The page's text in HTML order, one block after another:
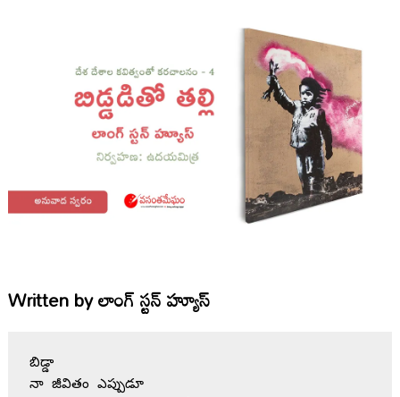
Written byలాంగ్ స్టన్ హ్యూస్
బిడ్డా
నా జీవితం ఎప్పుడూ